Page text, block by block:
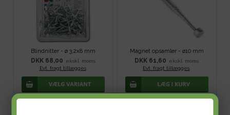
Blindnitter - ø 3,2x8 mm
DKK 68,00
ekskl. moms
Evt. fragt tillægges.
Magnet opsamler - ø10 mm
DKK 61,60
ekskl. moms
Evt. fragt tillægges